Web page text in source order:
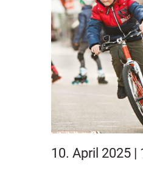
10. April 2025 |